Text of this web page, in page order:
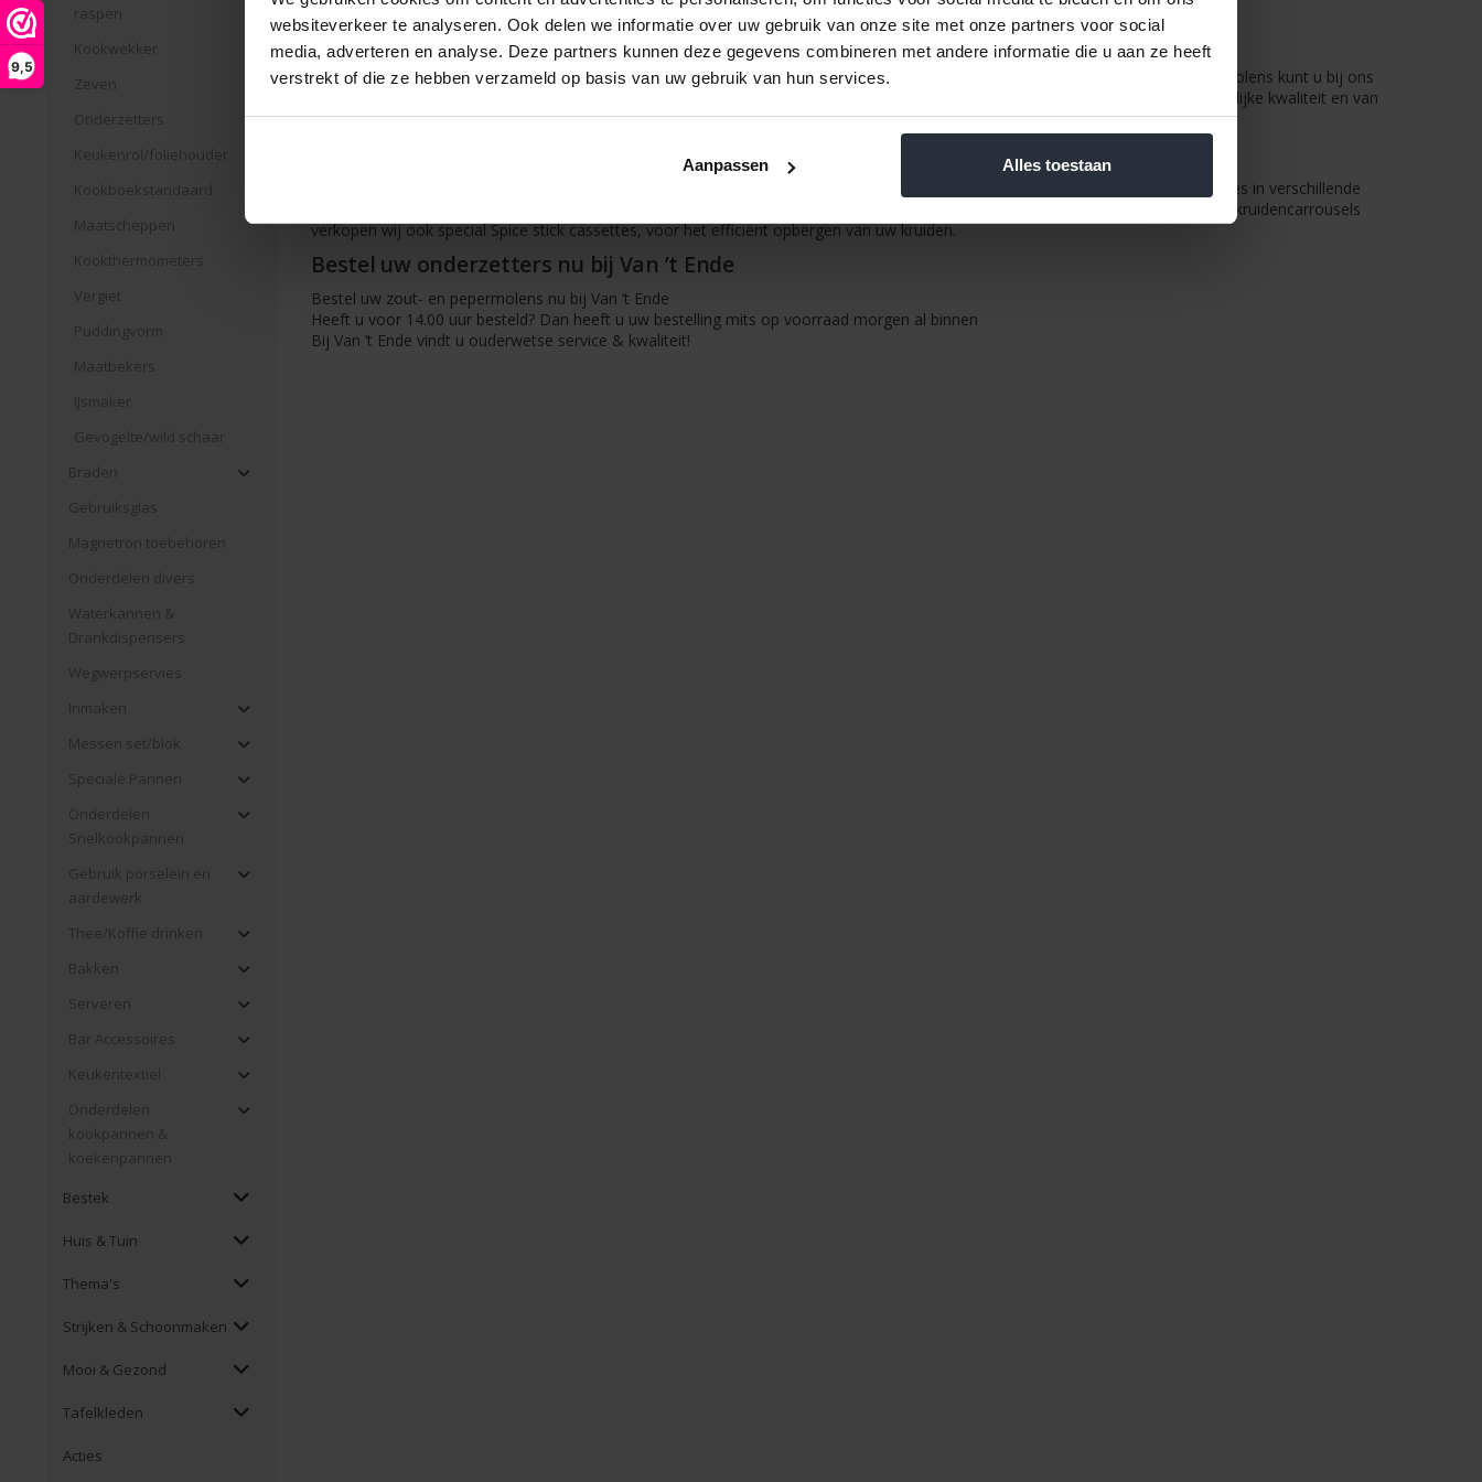
websiteverkeer te analyseren. Ook delen we informatie over uw gebruik van onze site met onze partners voor social
media, adverteren en analyse. Deze partners kunnen deze gegevens combineren met andere informatie die u aan ze heeft
verstrekt of die ze hebben verzameld op basis van uw gebruik van hun services.
Aanpassen Alles toestaan
9,5
raspen
Kookwekker
Zeven
Onderzetters
Keukenrol/foliehouder
Kookboekstandaard
Maatscheppen
Kookthermometers
Vergiet
Puddingvorm
Maatbekers
IJsmaker
Gevogelte/wild schaar
Braden
Gebruiksglas
Magnetron toebehoren
Onderdelen divers
Waterkannen &
Drankdispensers
Wegwerpservies
Inmaken
Messen set/blok
Speciale Pannen
Onderdelen
Snelkookpannen
Gebruik porselein en
aardewerk
Thee/Koffie drinken
Bakken
Serveren
Bar Accessoires
Keukentextiel
Onderdelen
kookpannen &
koekenpannen
Bestek
Huis & Tuin
Thema's
Strijken & Schoonmaken
Mooi & Gezond
Tafelkleden
Acties
Andere kruidenmolens
Naast handige peper- en zoutmolens, verkopen wij ook diverse kruidenstrooiers van bekende topmerken. Naast peper- en zoutmolens kunt u bij ons
ook terecht voor vanillemolens en molens voor het vermalen van nootmuskaat. Al onze molens en kruidenstrooiers zijn van degelijke kwaliteit en van
merken als Gefu en Peugeot.
Ook voor het opbergen van uw kruiden kunt u bij Van ’t Ende terecht. Bij ons vindt u online een uitgebreid aanbod aan kruidenrekjes in verschillende
maten. Zo hebben wij 7-delige kruidenrekjes maar ook grotere, 17-delige kruidenrekjes voor het opbergen van uw kruiden. Naast kruidencarrousels
verkopen wij ook special Spice stick cassettes, voor het efficiënt opbergen van uw kruiden.
Bestel uw onderzetters nu bij Van ’t Ende
Bestel uw zout- en pepermolens nu bij Van ‘t Ende
Heeft u voor 14.00 uur besteld? Dan heeft u uw bestelling mits op voorraad morgen al binnen
Bij Van ’t Ende vindt u ouderwetse service & kwaliteit!